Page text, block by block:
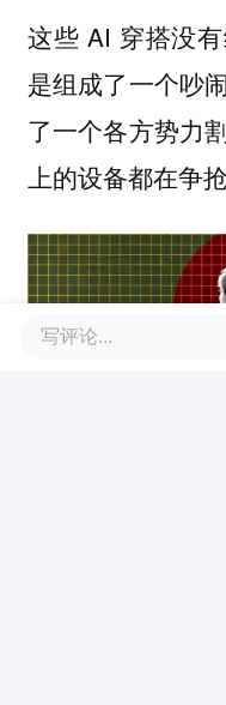
这些 AI 穿搭没
是组成了一个吵
了一个各方势力
上的设备都在争
写评论...